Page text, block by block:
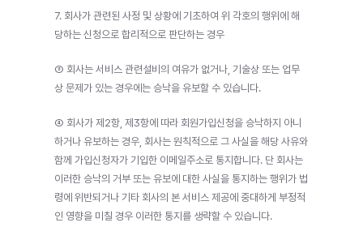
7. 회사가 관련된 사정 및 상황에 기초하여 위 각호의 행위에 해
당하는 신청으로 합리적으로 판단하는 경우
③ 회사는 서비스 관련설비의 여유가 없거나, 기술상 또는 업무
상 문제가 있는 경우에는 승낙을 유보할 수 있습니다.
④ 회사가 제2항, 제3항에 따라 회원가입신청을 승낙하지 아니
하거나 유보하는 경우, 회사는 원칙적으로 그 사실을 해당 사유와
함께 가입신청자가 기입한 이메일주소로 통지합니다. 단 회사는
이러한 승낙의 거부 또는 유보에 대한 사실을 통지하는 행위가 법
령에 위반되거나 기타 회사의 본 서비스 제공에 중대하게 부정적
인 영향을 미칠 경우 이러한 통지를 생략할 수 있습니다.